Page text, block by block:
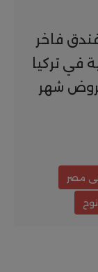
فاخر
في تركيا
, حجز عروض شهر
مصر